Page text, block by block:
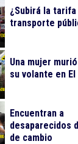
¿Subirá la
transporte
Una mujer
su volante en
Encuentran a
desaparecidos
de cambio